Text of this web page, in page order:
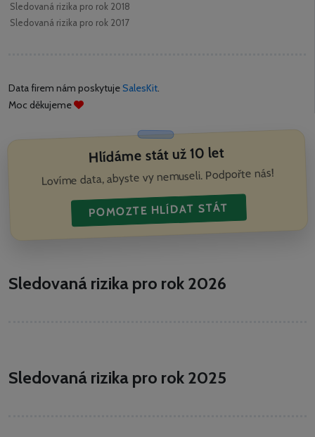
Sledovaná rizika pro rok 2018
Sledovaná rizika pro rok 2017
Data firem nám poskytujeSalesKit.
Moc děkujeme
Hlídáme stát už 10 let
Lovíme data, abyste vy nemuseli. Podpořte nás!
POMOZTE HLÍDAT STÁT
Sledovaná rizika pro rok 2026
Sledovaná rizika pro rok 2025